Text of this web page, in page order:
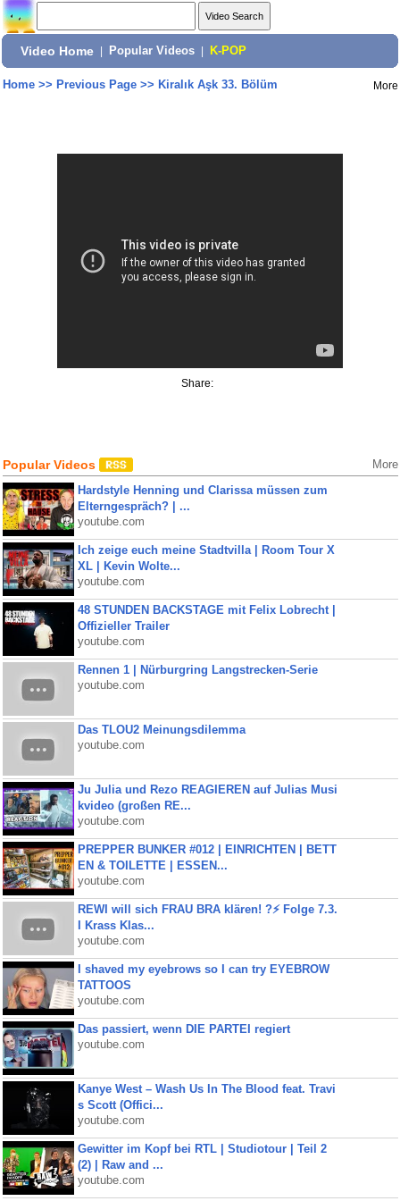
Video Home Popular Videos K-POP
Home>> Previous Page>> Kiralık Aşk 33. Bölüm More
Share:
Popular Videos More
Hardstyle Henning und Clarissa müssen zum
Elterngespräch? | ...
youtube.com
Ich zeige euch meine Stadtvilla | Room Tour X
XL | Kevin Wolte...
youtube.com
48 STUNDEN BACKSTAGE mit Felix Lobrecht |
Offizieller Trailer
youtube.com
Rennen 1 | Nürburgring Langstrecken-Serie
youtube.com
Das TLOU2 Meinungsdilemma
youtube.com
Ju Julia und Rezo REAGIEREN auf Julias Musi
kvideo (großen RE...
youtube.com
PREPPER BUNKER #012 | EINRICHTEN | BETT
EN & TOILETTE | ESSEN...
youtube.com
REWI will sich FRAU BRA klären! ?⚡️ Folge 7.3.
I Krass Klas...
youtube.com
I shaved my eyebrows so I can try EYEBROW
TATTOOS
youtube.com
Das passiert, wenn DIE PARTEI regiert
youtube.com
Kanye West – Wash Us In The Blood feat. Travi
s Scott (Offici...
youtube.com
Gewitter im Kopf bei RTL | Studiotour | Teil 2
(2) | Raw and ...
youtube.com